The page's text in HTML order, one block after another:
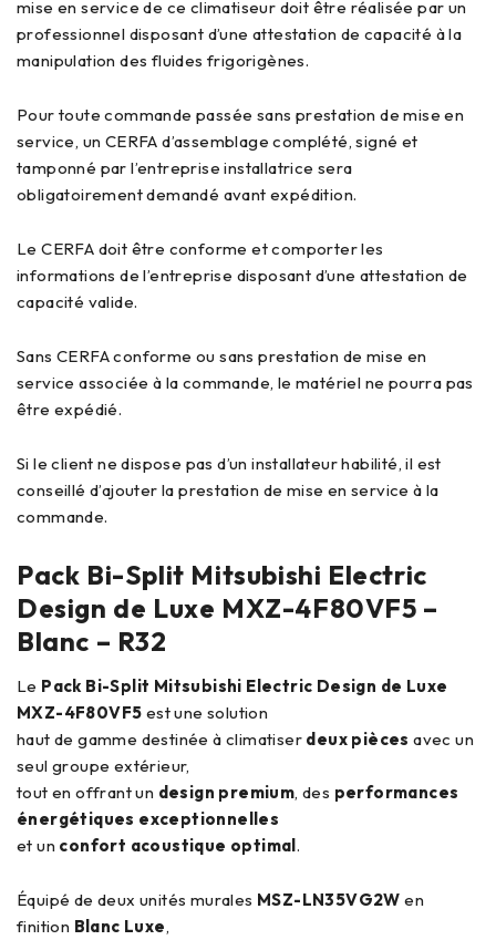
mise en service de ce climatiseur doit être réalisée par un
professionnel disposant d’une attestation de capacité à la
manipulation des fluides frigorigènes.
Pour toute commande passée sans prestation de mise en
service, un CERFA d’assemblage complété, signé et
tamponné par l’entreprise installatrice sera
obligatoirement demandé avant expédition.
Le CERFA doit être conforme et comporter les
informations de l’entreprise disposant d’une attestation de
capacité valide.
Sans CERFA conforme ou sans prestation de mise en
service associée à la commande, le matériel ne pourra pas
être expédié.
Si le client ne dispose pas d’un installateur habilité, il est
conseillé d’ajouter la prestation de mise en service à la
commande.
Pack Bi-Split Mitsubishi Electric
Design de Luxe MXZ-4F80VF5 –
Blanc – R32
Le Pack Bi-Split Mitsubishi Electric Design de Luxe
MXZ-4F80VF5 est une solution
haut de gamme destinée à climatiser deux pièces avec un
seul groupe extérieur,
tout en offrant un design premium, des performances
énergétiques exceptionnelles
et un confort acoustique optimal.
Équipé de deux unités murales MSZ-LN35VG2W en
finition Blanc Luxe,